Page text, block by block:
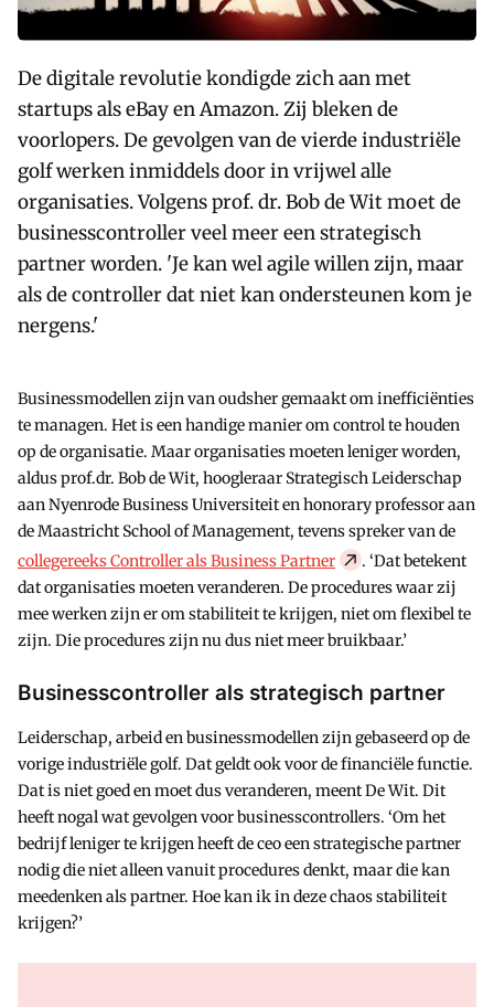
De digitale revolutie kondigde zich aan met
startups als eBay en Amazon. Zij bleken de
voorlopers. De gevolgen van de vierde industriële
golf werken inmiddels door in vrijwel alle
organisaties. Volgens prof. dr. Bob de Wit moet de
businesscontroller veel meer een strategisch
partner worden. 'Je kan wel agile willen zijn, maar
als de controller dat niet kan ondersteunen kom je
nergens.'
Businessmodellen zijn van oudsher gemaakt om inefficiënties
te managen. Het is een handige manier om control te houden
op de organisatie. Maar organisaties moeten leniger worden,
aldus prof.dr. Bob de Wit, hoogleraar Strategisch Leiderschap
aan Nyenrode Business Universiteit en honorary professor aan
de Maastricht School of Management, tevens spreker van de
collegereeks Controller als Business Partner
. ‘Dat betekent
dat organisaties moeten veranderen. De procedures waar zij
mee werken zijn er om stabiliteit te krijgen, niet om flexibel te
zijn. Die procedures zijn nu dus niet meer bruikbaar.’
Businesscontroller als strategisch partner
Leiderschap, arbeid en businessmodellen zijn gebaseerd op de
vorige industriële golf. Dat geldt ook voor de financiële functie.
Dat is niet goed en moet dus veranderen, meent De Wit. Dit
heeft nogal wat gevolgen voor businesscontrollers. ‘Om het
bedrijf leniger te krijgen heeft de ceo een strategische partner
nodig die niet alleen vanuit procedures denkt, maar die kan
meedenken als partner. Hoe kan ik in deze chaos stabiliteit
krijgen?’